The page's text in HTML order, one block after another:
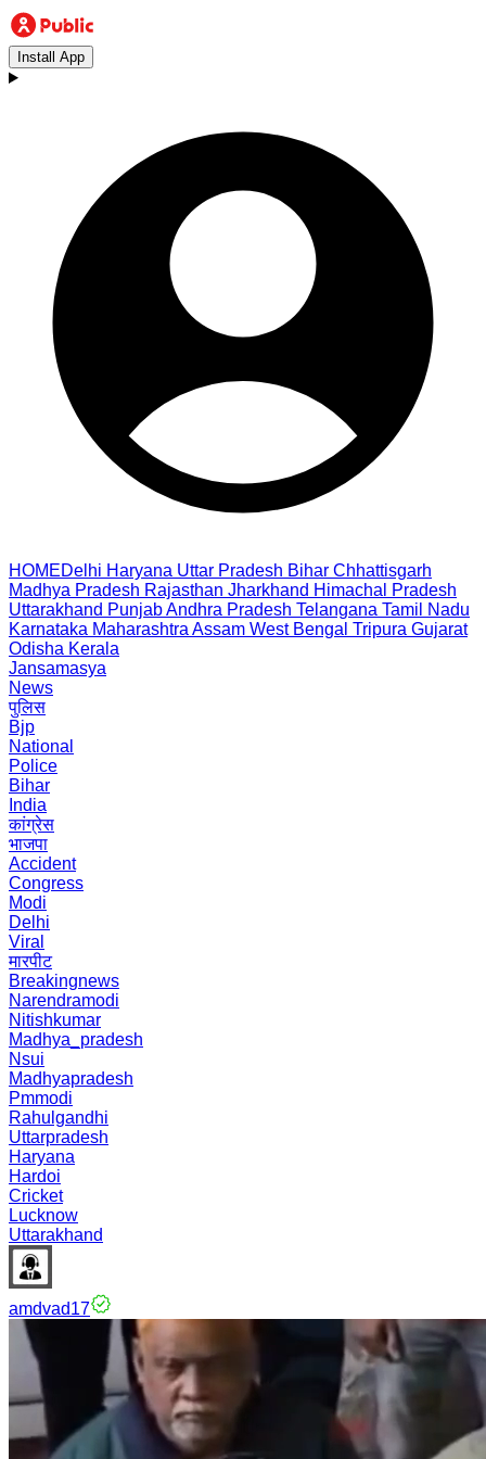
Install App
HOMEDelhi Haryana Uttar Pradesh Bihar Chhattisgarh
Madhya Pradesh Rajasthan Jharkhand Himachal Pradesh
Uttarakhand PunjabAndhra Pradesh Telangana Tamil Nadu
Karnataka Maharashtra Assam West Bengal Tripura Gujarat
Odisha Kerala
Jansamasya
News
पुलिस
Bjp
National
Police
Bihar
India
कांग्रेस
भाजपा
Accident
Congress
Modi
Delhi
Viral
मारपीट
Breakingnews
Narendramodi
Nitishkumar
Madhya_pradesh
Nsui
Madhyapradesh
Pmmodi
Rahulgandhi
Uttarpradesh
Haryana
Hardoi
Cricket
Lucknow
Uttarakhand
amdvad17